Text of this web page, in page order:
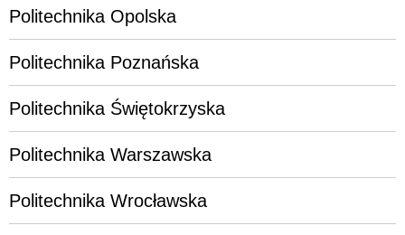
Politechnika Opolska
Politechnika Poznańska
Politechnika Świętokrzyska
Politechnika Warszawska
Politechnika Wrocławska